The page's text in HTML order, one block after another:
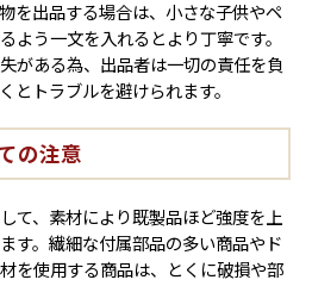
を出品する場合は、小さな子供やペ
よう一文を入れるとより丁寧です。
がある為、出品者は一切の責任を負
とトラブルを避けられます。
の注意
て、素材により既製品ほど強度を上
す。繊細な付属部品の多い商品やド
を使用する商品は、とくに破損や部